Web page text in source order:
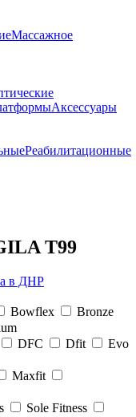
Массажное
Аксессуары
Реабилитационные
T99
Bowflex
Bronze
DFC Dfit
Evo
Maxfit
Sole Fitness